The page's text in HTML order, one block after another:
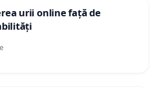
urii online față de